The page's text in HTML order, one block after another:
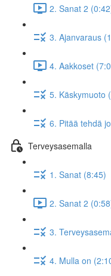
2. Sanat 2
3. Ajanvaraus
4. Aakkoset
5. Käskymuoto
6. Pitää tehdä
Terveysasemalla
1. Sanat (8:45)
2. Sanat 2
3.
4. Mulla on